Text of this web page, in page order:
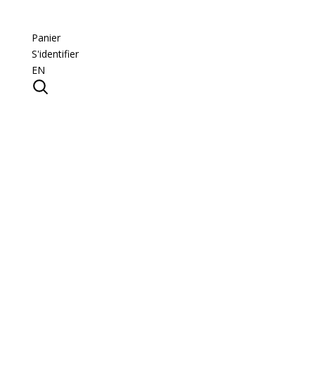
Panier
S'identifier
EN